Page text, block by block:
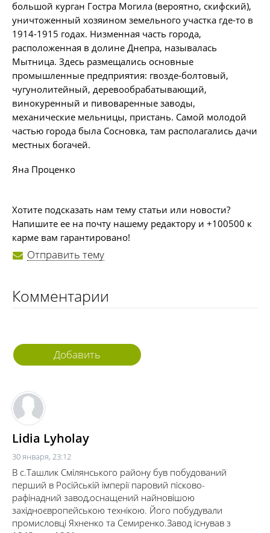
большой курган Гостра Могила (вероятно, скифский),
уничтоженный хозяином земельного участка где-то в
1914-1915 годах. Низменная часть города,
расположенная в долине Днепра, называлась
Мытница. Здесь размещались основные
промышленные предприятия: гвозде-болтовый,
чугунолитейный, деревообрабатывающий,
винокуренный и пивоваренные заводы,
механические мельницы, пристань. Самой молодой
частью города была Сосновка, там располагались дачи
местных богачей.
Яна Проценко
Хотите подсказать нам тему статьи или новости?
Напишите ее на почту нашему редактору и +100500 к
карме вам гарантировано!
Отправить тему
Комментарии
Добавить
Lidia Lyholay
30 января, 23:12
В с.Ташлик Смілянського району був побудований
перший в Російській імперії паровий пісково-
рафінадний завод,оснащений найновішою
західноєвропейською технікою. Його побудували
промисловці Яхненко та Семиренко.Завод існував з